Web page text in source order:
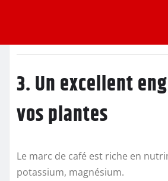
3. Un excellent
vos plantes
Le marc de café est riche en
potassium, magnésium.